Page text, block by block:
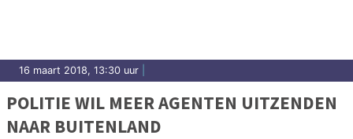
16 maart 2018, 13:30 uur
POLITIE WIL MEER AGENTEN UITZENDEN
NAAR BUITENLAND